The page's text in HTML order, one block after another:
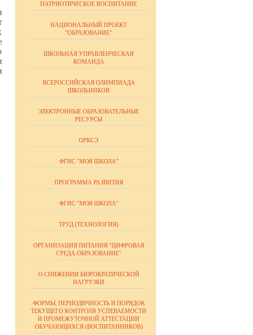
ПАТРИОТИЧЕСКОЕ ВОСПИТАНИЕ
НАЦИОНАЛЬНЫЙ ПРОЕКТ
"ОБРАЗОВАНИЕ"
ШКОЛЬНАЯ УПРАВЛЕНЧЕСКАЯ
КОМАНДА
ВСЕРОССИЙСКАЯ ОЛИМПИАДА
ШКОЛЬНИКОВ
ЭЛЕКТРОННЫЕ ОБРАЗОВАТЕЛЬНЫЕ
РЕСУРСЫ
ОРКСЭ
ФГИС "МОЯ ШКОЛА"
ПРОГРАММА РАЗВИТИЯ
ФГИС "МОЯ ШКОЛА"
ТРУД (ТЕХНОЛОГИЯ)
ОРГАНИЗАЦИЯ ПИТАНИЯ "ЦИФРОВАЯ
СРЕДА.ОБРАЗОВАНИЕ"
О СНИЖЕНИИ БЮРОКРАТИЧЕСКОЙ
НАГРУЗКИ
ФОРМЫ, ПЕРИОДИЧНОСТЬ И ПОРЯДОК
ТЕКУЩЕГО КОНТРОЛЯ УСПЕВАЕМОСТИ
И ПРОМЕЖУТОЧНОЙ АТТЕСТАЦИИ
ОБУЧАЮЩИХСЯ (ВОСПИТАННИКОВ)